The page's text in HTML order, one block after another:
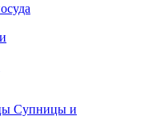
Супницы и